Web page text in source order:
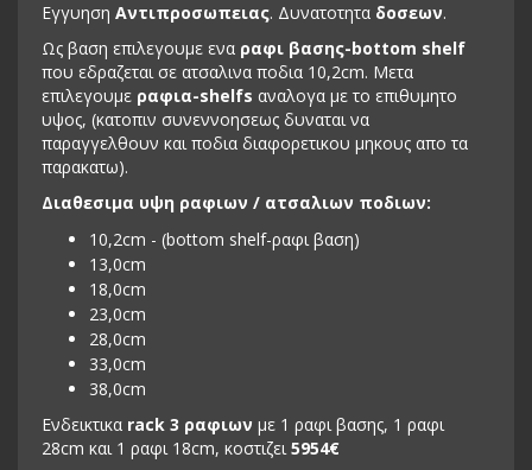
Εγγυηση Αντιπροσωπειας. Δυνατοτητα δοσεων.
Ως βαση επιλεγουμε ενα ραφι βασης-bottom shelf
που εδραζεται σε ατσαλινα ποδια 10,2cm. Μετα
επιλεγουμε ραφια-shelfs αναλογα με το επιθυμητο
υψος, (κατοπιν συνεννοησεως δυναται να
παραγγελθουν και ποδια διαφορετικου μηκους απο τα
παρακατω).
Διαθεσιμα υψη ραφιων / ατσαλιων ποδιων:
10,2cm - (bottom shelf-ραφι βαση)
13,0cm
18,0cm
23,0cm
28,0cm
33,0cm
38,0cm
Ενδεικτικα rack 3 ραφιων με 1 ραφι βασης, 1 ραφι
28cm και 1 ραφι 18cm, κοστιζει5954€